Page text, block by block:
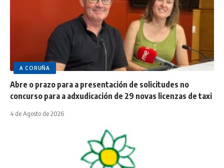
A CORUÑA
Abre o prazo para a presentación de solicitudes no
concurso para a adxudicación de 29 novas licenzas de taxi
4 de Agosto de 2026